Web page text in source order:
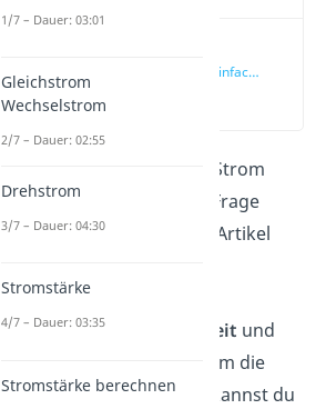
Leitfähigkeit einfach
Kupfer den Strom
besser als Wasser? Diese Frage
stellst du dir nach diesem Artikel
behandeln im Folgenden
dieelektrische Leitfähigkeit und
schauen uns unter anderem die
Formeln an. Zum Schluss kannst du
1/7 – Dauer: 03:01
Gleichstrom
Wechselstrom
2/7 – Dauer: 02:55
Drehstrom
3/7 – Dauer: 04:30
Stromstärke
4/7 – Dauer: 03:35
Stromstärke berechnen